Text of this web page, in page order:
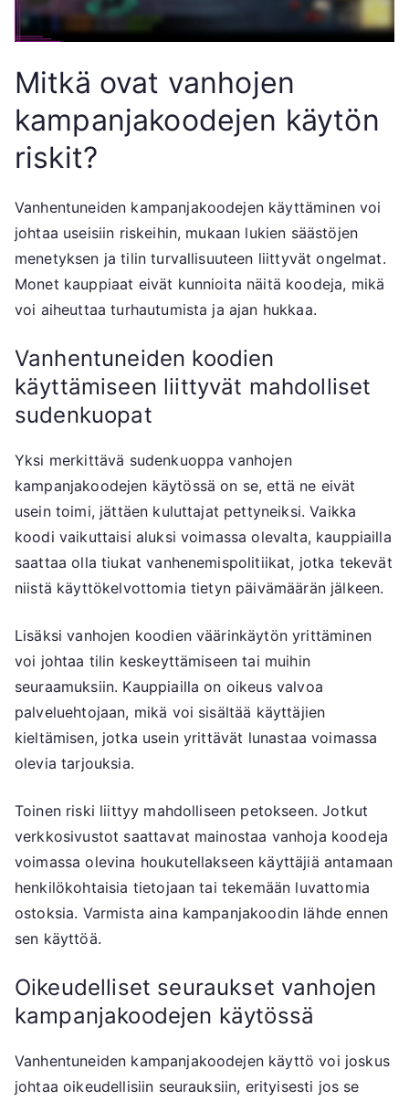
Mitkä ovat vanhojen
kampanjakoodejen käytön
riskit?
Vanhentuneiden kampanjakoodejen käyttäminen voi
johtaa useisiin riskeihin, mukaan lukien säästöjen
menetyksen ja tilin turvallisuuteen liittyvät ongelmat.
Monet kauppiaat eivät kunnioita näitä koodeja, mikä
voi aiheuttaa turhautumista ja ajan hukkaa.
Vanhentuneiden koodien
käyttämiseen liittyvät mahdolliset
sudenkuopat
Yksi merkittävä sudenkuoppa vanhojen
kampanjakoodejen käytössä on se, että ne eivät
usein toimi, jättäen kuluttajat pettyneiksi. Vaikka
koodi vaikuttaisi aluksi voimassa olevalta, kauppiailla
saattaa olla tiukat vanhenemispolitiikat, jotka tekevät
niistä käyttökelvottomia tietyn päivämäärän jälkeen.
Lisäksi vanhojen koodien väärinkäytön yrittäminen
voi johtaa tilin keskeyttämiseen tai muihin
seuraamuksiin. Kauppiailla on oikeus valvoa
palveluehtojaan, mikä voi sisältää käyttäjien
kieltämisen, jotka usein yrittävät lunastaa voimassa
olevia tarjouksia.
Toinen riski liittyy mahdolliseen petokseen. Jotkut
verkkosivustot saattavat mainostaa vanhoja koodeja
voimassa olevina houkutellakseen käyttäjiä antamaan
henkilökohtaisia tietojaan tai tekemään luvattomia
ostoksia. Varmista aina kampanjakoodin lähde ennen
sen käyttöä.
Oikeudelliset seuraukset vanhojen
kampanjakoodejen käytössä
Vanhentuneiden kampanjakoodejen käyttö voi joskus
johtaa oikeudellisiin seurauksiin, erityisesti jos se